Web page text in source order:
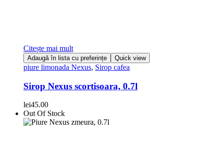
Citește mai mult
Adaugă în lista cu preferințe Quick view
piure limonada Nexus, Sirop cafea
Sirop Nexus scortisoara, 0.7l
lei45.00
Out Of Stock